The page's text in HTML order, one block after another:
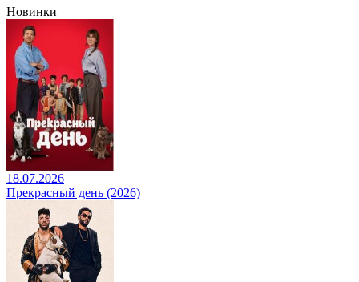
Новинки
18.07.2026
Прекрасный день (2026)